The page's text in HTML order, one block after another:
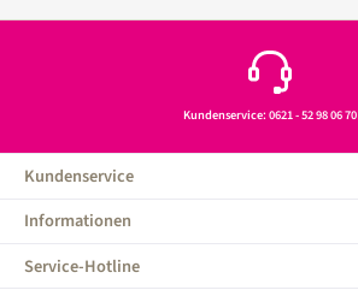
Kundenservice: 0621 - 52 98 06 70
Kundenservice
Informationen
Service-Hotline